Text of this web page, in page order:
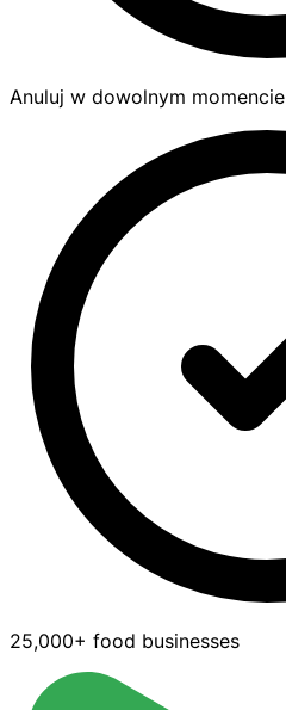
Anuluj w dowolnym momencie
25,000+ food businesses